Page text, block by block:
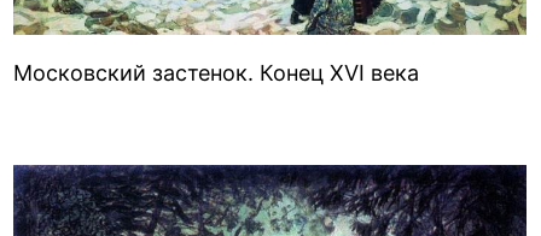
Московский застенок. Конец XVI века